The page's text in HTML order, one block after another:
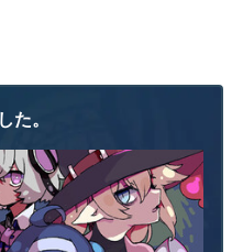
た。